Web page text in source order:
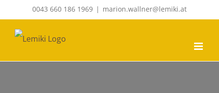
Inhalt
0043 660 186 1969 | marion.wallner@lemiki.at